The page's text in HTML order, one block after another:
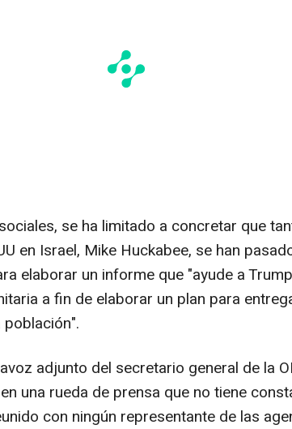
se ha limitado a concretar que
en Israel, Mike Huckabee, se han
elaborar un informe que "ayude a
a fin de elaborar un plan para
adjunto del secretario general de la
una rueda de prensa que no tiene
con ningún representante de las